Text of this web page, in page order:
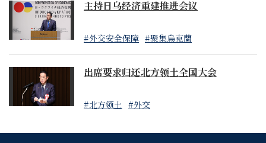
- 禁止從俄羅斯進口機械類、部分木材、伏特加等
- 禁止向俄羅斯出口奢侈品
- 禁止向俄羅斯軍事相關團體出口，禁止向俄出口基於國
際協議的管製清單品種、半導體等通用產品、煉油設備
等有助於增強俄羅斯產業基礎的產品以實施制裁
- 在能源領域降低對俄羅斯的依賴，包括分階段減少或禁
止從俄羅斯進口煤炭和石油
主持日乌经济重建推进会议
#外交安全保障 #聚集烏克蘭
出席要求归还北方领土全国大会
#北方领土 #外交